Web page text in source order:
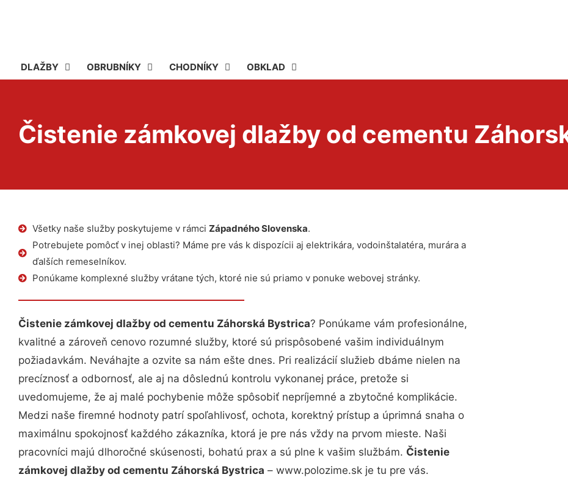
DLAŽBY OBRUBNÍKY CHODNÍKY OBKLAD
Čistenie zámkovej dlažby od cementu
Všetky naše služby poskytujeme v rámci Západného Slovenska.
Potrebujete pomôcť v inej oblasti? Máme pre vás k dispozícii aj elektrikára, vodoinštalatéra, murára a
ďalších remeselníkov.
Ponúkame komplexné služby vrátane tých, ktoré nie sú priamo v ponuke webovej stránky.
Čistenie zámkovej dlažby od cementu Záhorská Bystrica? Ponúkame vám profesionálne,
kvalitné a zároveň cenovo rozumné služby, ktoré sú prispôsobené vašim individuálnym
požiadavkám. Neváhajte a ozvite sa nám ešte dnes. Pri realizácií služieb dbáme nielen na
precíznosť a odbornosť, ale aj na dôslednú kontrolu vykonanej práce, pretože si
uvedomujeme, že aj malé pochybenie môže spôsobiť nepríjemné a zbytočné komplikácie.
Medzi naše firemné hodnoty patrí spoľahlivosť, ochota, korektný prístup a úprimná snaha o
maximálnu spokojnosť každého zákazníka, ktorá je pre nás vždy na prvom mieste. Naši
pracovníci majú dlhoročné skúsenosti, bohatú prax a sú plne k vašim službám. Čistenie
zámkovej dlažby od cementu Záhorská Bystrica – www.polozime.sk je tu pre vás.